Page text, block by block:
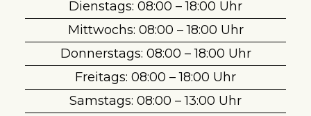
Dienstags: 08:00 – 18:00 Uhr
Mittwochs: 08:00 – 18:00 Uhr
Donnerstags: 08:00 – 18:00 Uhr
Freitags: 08:00 – 18:00 Uhr
Samstags: 08:00 – 13:00 Uhr